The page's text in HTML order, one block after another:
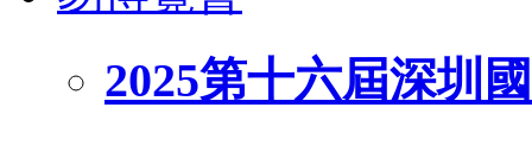
2025第十六屆深圳